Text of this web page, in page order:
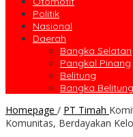
Politik
Nasional
Daerah
Bangka Selatan
Pangkal Pinang
Belitung
Bangka Belitung
Homepage / PT Timah
Komunitas, Berdayakan